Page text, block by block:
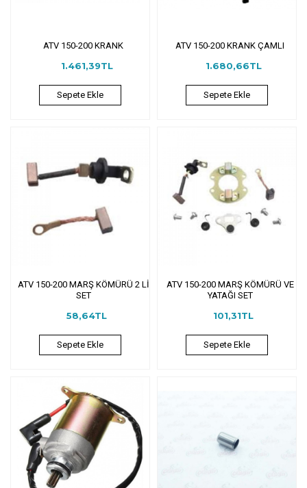
ATV 150-200 KRANK
1.461,39TL
Sepete Ekle
ATV 150-200 KRANK ÇAMLI
1.680,66TL
Sepete Ekle
ATV 150-200 MARŞ KÖMÜRÜ 2 Lİ
SET
58,64TL
Sepete Ekle
ATV 150-200 MARŞ KÖMÜRÜ VE
YATAĞI SET
101,31TL
Sepete Ekle